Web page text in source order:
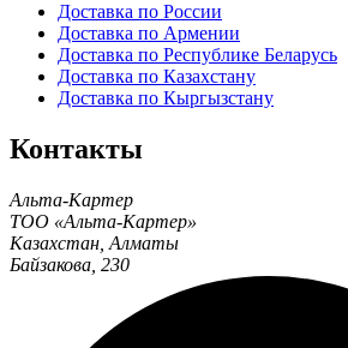
Доставка по России
Доставка по Армении
Доставка по Республике Беларусь
Доставка по Казахстану
Доставка по Кыргызстану
Контакты
Альта-Картер
ТОО «Альта-Картер»
Казахстан Алматы
Байзакова, 230